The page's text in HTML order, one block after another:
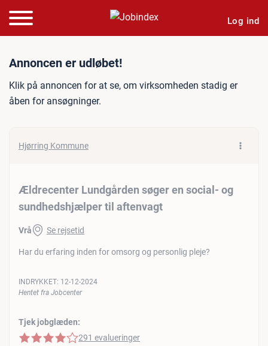
Log ind
Jobannonce: Ældrecenter
Annoncen er udløbet!
Klik på annoncen for at se, om virksomheden stadig er
åben for ansøgninger.
Hjørring Kommune
Ældrecenter Lundgården søger en social- og
sundhedshjælper til aftenvagt
Vrå Se rejsetid
Har du erfaring inden for omsorg og personlig pleje?
Tjek jobglæden:
4 af 5 stjerner
291 evalueringer
INDRYKKET: 12-12-2024
Hentet fra Jobcenter